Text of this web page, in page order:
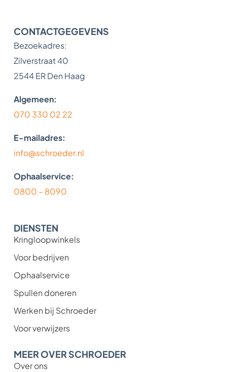
CONTACTGEGEVENS
Bezoekadres:
Zilverstraat 40
2544 ER Den Haag
Algemeen:
070 330 02 22
E-mailadres:
info@schroeder.nl
Ophaalservice:
0800 – 8090
DIENSTEN
Kringloopwinkels
Voor bedrijven
Ophaalservice
Spullen doneren
Werken bij Schroeder
Voor verwijzers
MEER OVER SCHROEDER
Over ons